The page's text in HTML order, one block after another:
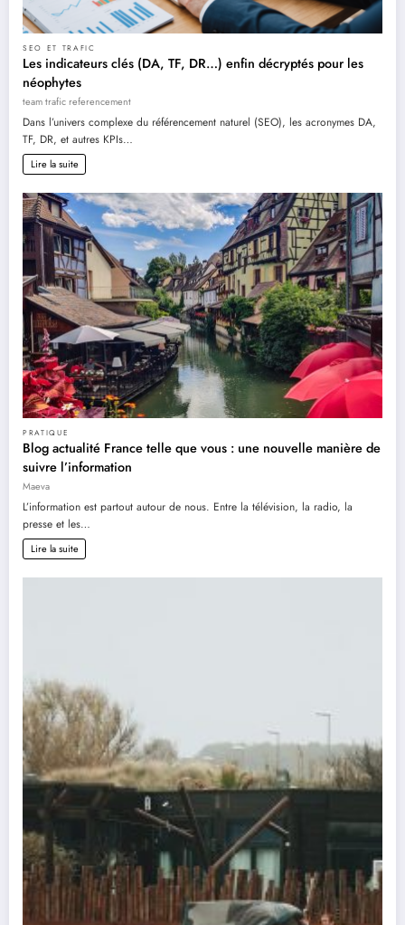
SEO ET TRAFIC
Les indicateurs clés (DA, TF, DR…) enfin décryptés pour les
néophytes
team trafic referencement
Dans l’univers complexe du référencement naturel (SEO), les acronymes DA,
TF, DR, et autres KPIs…
Lire la suite
PRATIQUE
Blog actualité France telle que vous : une nouvelle manière de
suivre l’information
Maeva
L’information est partout autour de nous. Entre la télévision, la radio, la
presse et les…
Lire la suite